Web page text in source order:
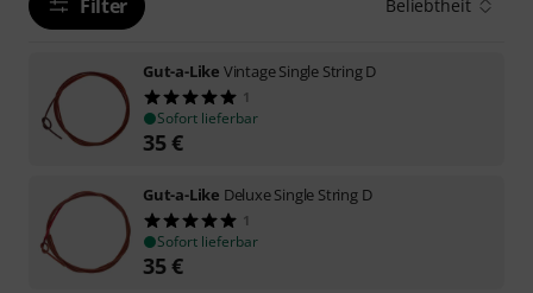
Filter Beliebtheit
Gut-a-Like Vintage Single String D
1
Sofort lieferbar
35€
Gut-a-Like Deluxe Single String D
1
Sofort lieferbar
35€